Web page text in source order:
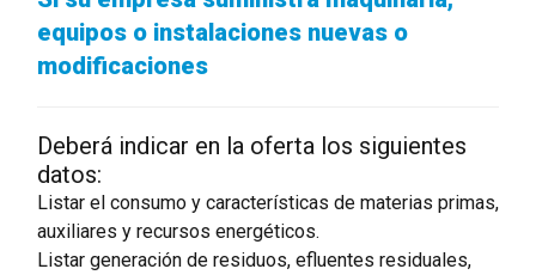
equipos o instalaciones nuevas o
modificaciones
Deberá indicar en la oferta los siguientes
datos:
Listar el consumo y características de materias primas,
auxiliares y recursos energéticos.
Listar generación de residuos, efluentes residuales,